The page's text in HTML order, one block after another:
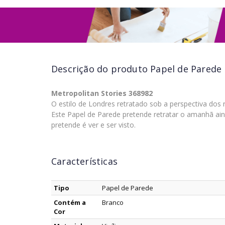
Descrição do produto Papel de
Metropolitan Stories 368982
O estilo de Londres retratado sob a perspectiva dos
Este Papel de Parede pretende retratar o amanhã
pretende é ver e ser visto.
Características
Tipo
Papel de Parede
Contém a
Cor
Branco